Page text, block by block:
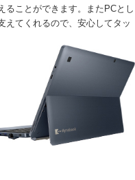
ることができます。またPCとし
えてくれるので、安心してタッ